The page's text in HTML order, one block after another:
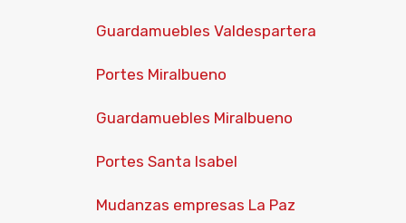
Guardamuebles Valdespartera
Portes Miralbueno
Guardamuebles Miralbueno
Portes Santa Isabel
Mudanzas empresas La Paz